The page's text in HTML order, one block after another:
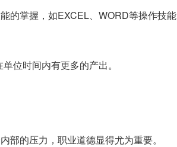
掌握，如EXCEL、WORD等操作技能
位时间内有更多的产出。
的压力，职业道德显得尤为重要。